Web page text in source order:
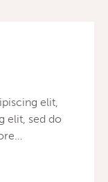
elit,
elit, sed do